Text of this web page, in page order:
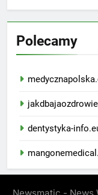
Polecamy
dentystyka-